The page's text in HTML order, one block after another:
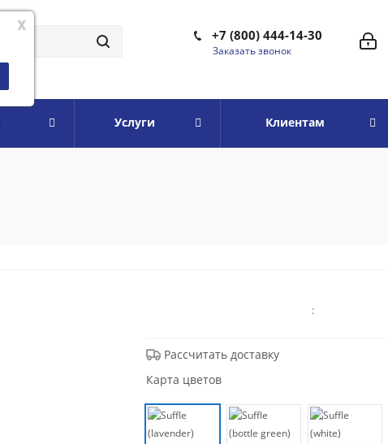
+7 (800) 444-14-30
Заказать звонок
Услуги Клиентам
x
:
Рассчитать доставку
Карта цветов